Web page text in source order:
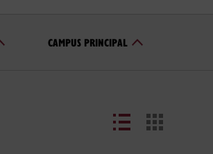
CAMPUS PRINCIPAL